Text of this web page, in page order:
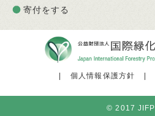
寄付をする
個人情報保護方針
© 2017